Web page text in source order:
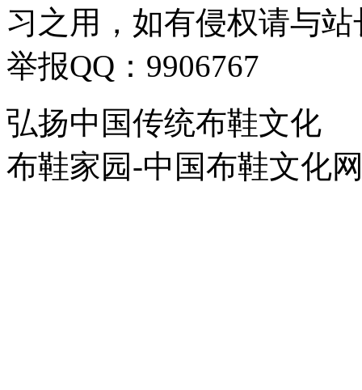
习之用，如有侵权请与
举报QQ：9906767
弘扬中国传统布鞋文化
布鞋家园-中国布鞋文化